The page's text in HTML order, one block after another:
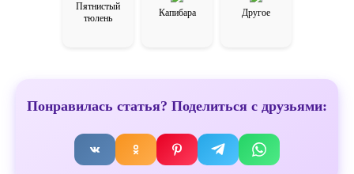
Пятнистый
тюлень
Капибара Другое
Понравилась статья? Поделиться с друзьями: